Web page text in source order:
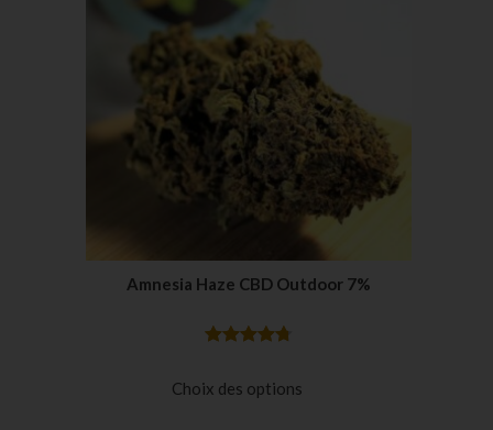
Amnesia Haze CBD Outdoor 7%
sur 5
Choix des options